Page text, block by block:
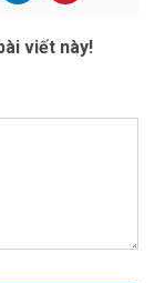
viết này!